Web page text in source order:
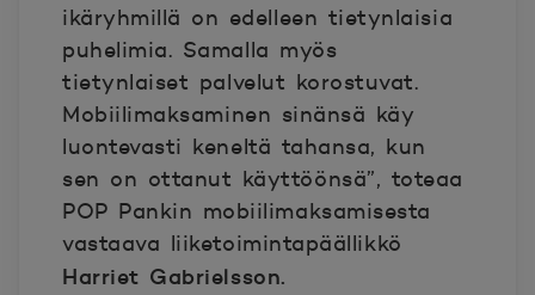
ikäryhmillä on edelleen tietynlaisia
puhelimia. Samalla myös
tietynlaiset palvelut korostuvat.
Mobiilimaksaminen sinänsä käy
luontevasti keneltä tahansa, kun
sen on ottanut käyttöönsä”, toteaa
POP Pankin mobiilimaksamisesta
vastaava liiketoimintapäällikkö
Harriet Gabrielsson.